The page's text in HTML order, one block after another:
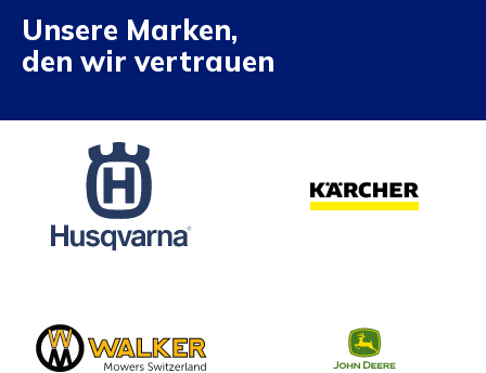
Unsere Marken,
den wir vertrauen